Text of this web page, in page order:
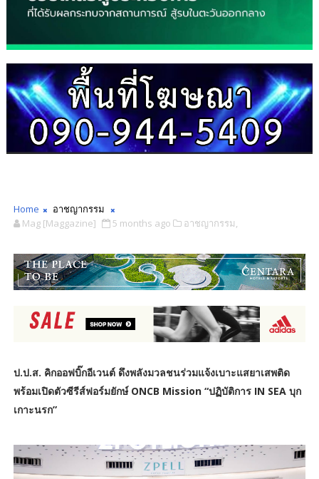
Home
อาชญากรรม
Mag [Maggazine]
5 months ago อาชญากรรม,
ป.ป.ส. คิกออฟบิ๊กอีเวนต์ ดึงพลังมวลชนร่วมแจ้งเบาะแสยาเสพติด
พร้อมเปิดตัวซีรีส์ฟอร์มยักษ์ ONCB Mission “ปฏิบัติการ IN SEA บุก
เกาะนรก”